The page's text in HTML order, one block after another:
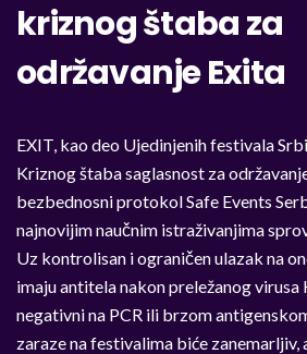
kriznog štaba za
održavanje Exita
EXIT, kao deo Ujedinjenih festivala
Kriznog štaba saglasnost za
bezbednosni protokol Safe Events
najnovijim naučnim istraživanjima
Uz kontrolisan i ograničen ulazak na
imaju antitela nakon preležanog virusa
negativni na PCR ili brzom
zaraze na festivalima biće zanemarljiv,